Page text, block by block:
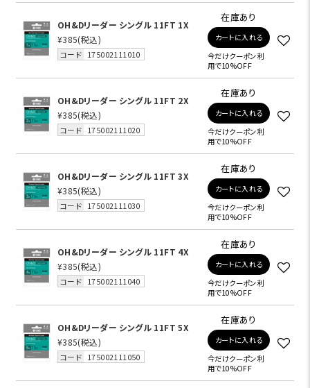
OH&Dリーダー シングル 11FT 1X
¥385(税込)
コード 175002111010
在庫あり
カートに入れる
今だけクーポン利
用で10%OFF
OH&Dリーダー シングル 11FT 2X
¥385(税込)
コード 175002111020
在庫あり
カートに入れる
今だけクーポン利
用で10%OFF
OH&Dリーダー シングル 11FT 3X
¥385(税込)
コード 175002111030
在庫あり
カートに入れる
今だけクーポン利
用で10%OFF
OH&Dリーダー シングル 11FT 4X
¥385(税込)
コード 175002111040
在庫あり
カートに入れる
今だけクーポン利
用で10%OFF
OH&Dリーダー シングル 11FT 5X
¥385(税込)
コード 175002111050
在庫あり
カートに入れる
今だけクーポン利
用で10%OFF